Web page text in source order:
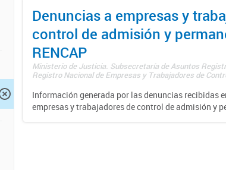
Denuncias a empresas y
control de admisión y
RENCAP
Ministerio de Justicia. Subsecretaría de Asuntos
Registro Nacional de Empresas y Trabajadores de
Información generada por las denuncias recibidas
empresas y trabajadores de control de admisión y